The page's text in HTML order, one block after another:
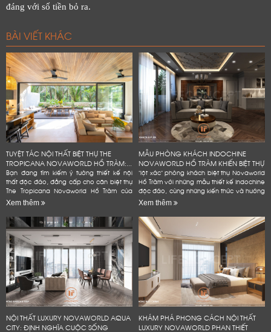
đáng với số tiền bỏ ra.
BÀI VIẾT KHÁC
TUYỆT TÁC NỘI THẤT BIỆT THỰ THE
TROPICANA NOVAWORLD HỒ TRÀM:...
Bạn đang tìm kiếm ý tưởng thiết kế nội
thất độc đáo, đẳng cấp cho căn biệt thự
The Tropicana Novaworld Hồ Tràm của
mình? Hãy để Lifeconcept đồng hành
Xem thêm
MẪU PHÒNG KHÁCH INDOCHINE
NOVAWORLD HỒ TRÀM KHIẾN BIỆT THỰ
"lột xác" phòng khách biệt thự Novaworld
Hồ Tràm với những mẫu thiết kế Indochine
độc đáo, cùng những kiến thức và hướng
dẫn chi tiết, dễ dàng áp dụng. Bạn
Xem thêm
NỘI THẤT LUXURY NOVAWORLD AQUA
CITY: ĐỊNH NGHĨA CUỘC SỐNG
KHÁM PHÁ PHONG CÁCH NỘI THẤT
LUXURY NOVAWORLD PHAN THIẾT
LỜI CẢM ƠN
LIFECONCEPT